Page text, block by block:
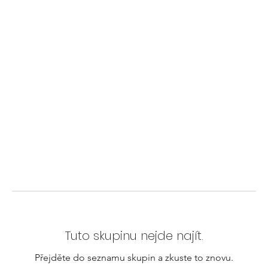
Tuto skupinu nejde najít.
Přejděte do seznamu skupin a zkuste to znovu.